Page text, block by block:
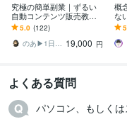
究極の簡単副業｜ずるい
自動コンテンツ販売教え
ます 簡単すぎてスマホも
PCも苦手な初心者主婦で
もAIで稼ぐ！在宅
5.0 (122)
のあ▶︎1日10分AI副業で独立した主婦 19,000 円
概
な
手
業
く
よくある質問
パソコン、もしく